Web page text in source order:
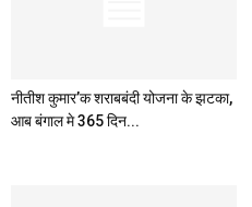
नीतीश कुमार’क शराबबंदी योजना के झटका,
आब बंगाल मे 365 दिन...